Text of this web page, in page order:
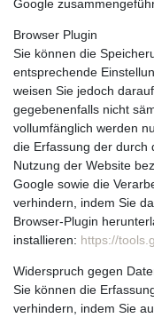
Google
Browser Plugin
Sie können die
entsprechende
weisen Sie jedoch
gegebenenfalls nicht
vollumfänglich werden
die Erfassung der durch
Nutzung der Website
Google sowie die
verhindern, indem Sie
Browser-Plugin
installieren: https://
Widerspruch gegen
Sie können die
verhindern, indem Sie